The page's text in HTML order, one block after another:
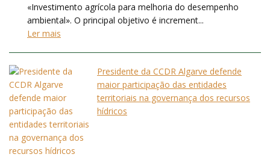
«Investimento agrícola para melhoria do desempenho
ambiental». O principal objetivo é increment...
Ler mais
Presidente da CCDR Algarve defende
maior participação das entidades
territoriais na governança dos recursos
hídricos